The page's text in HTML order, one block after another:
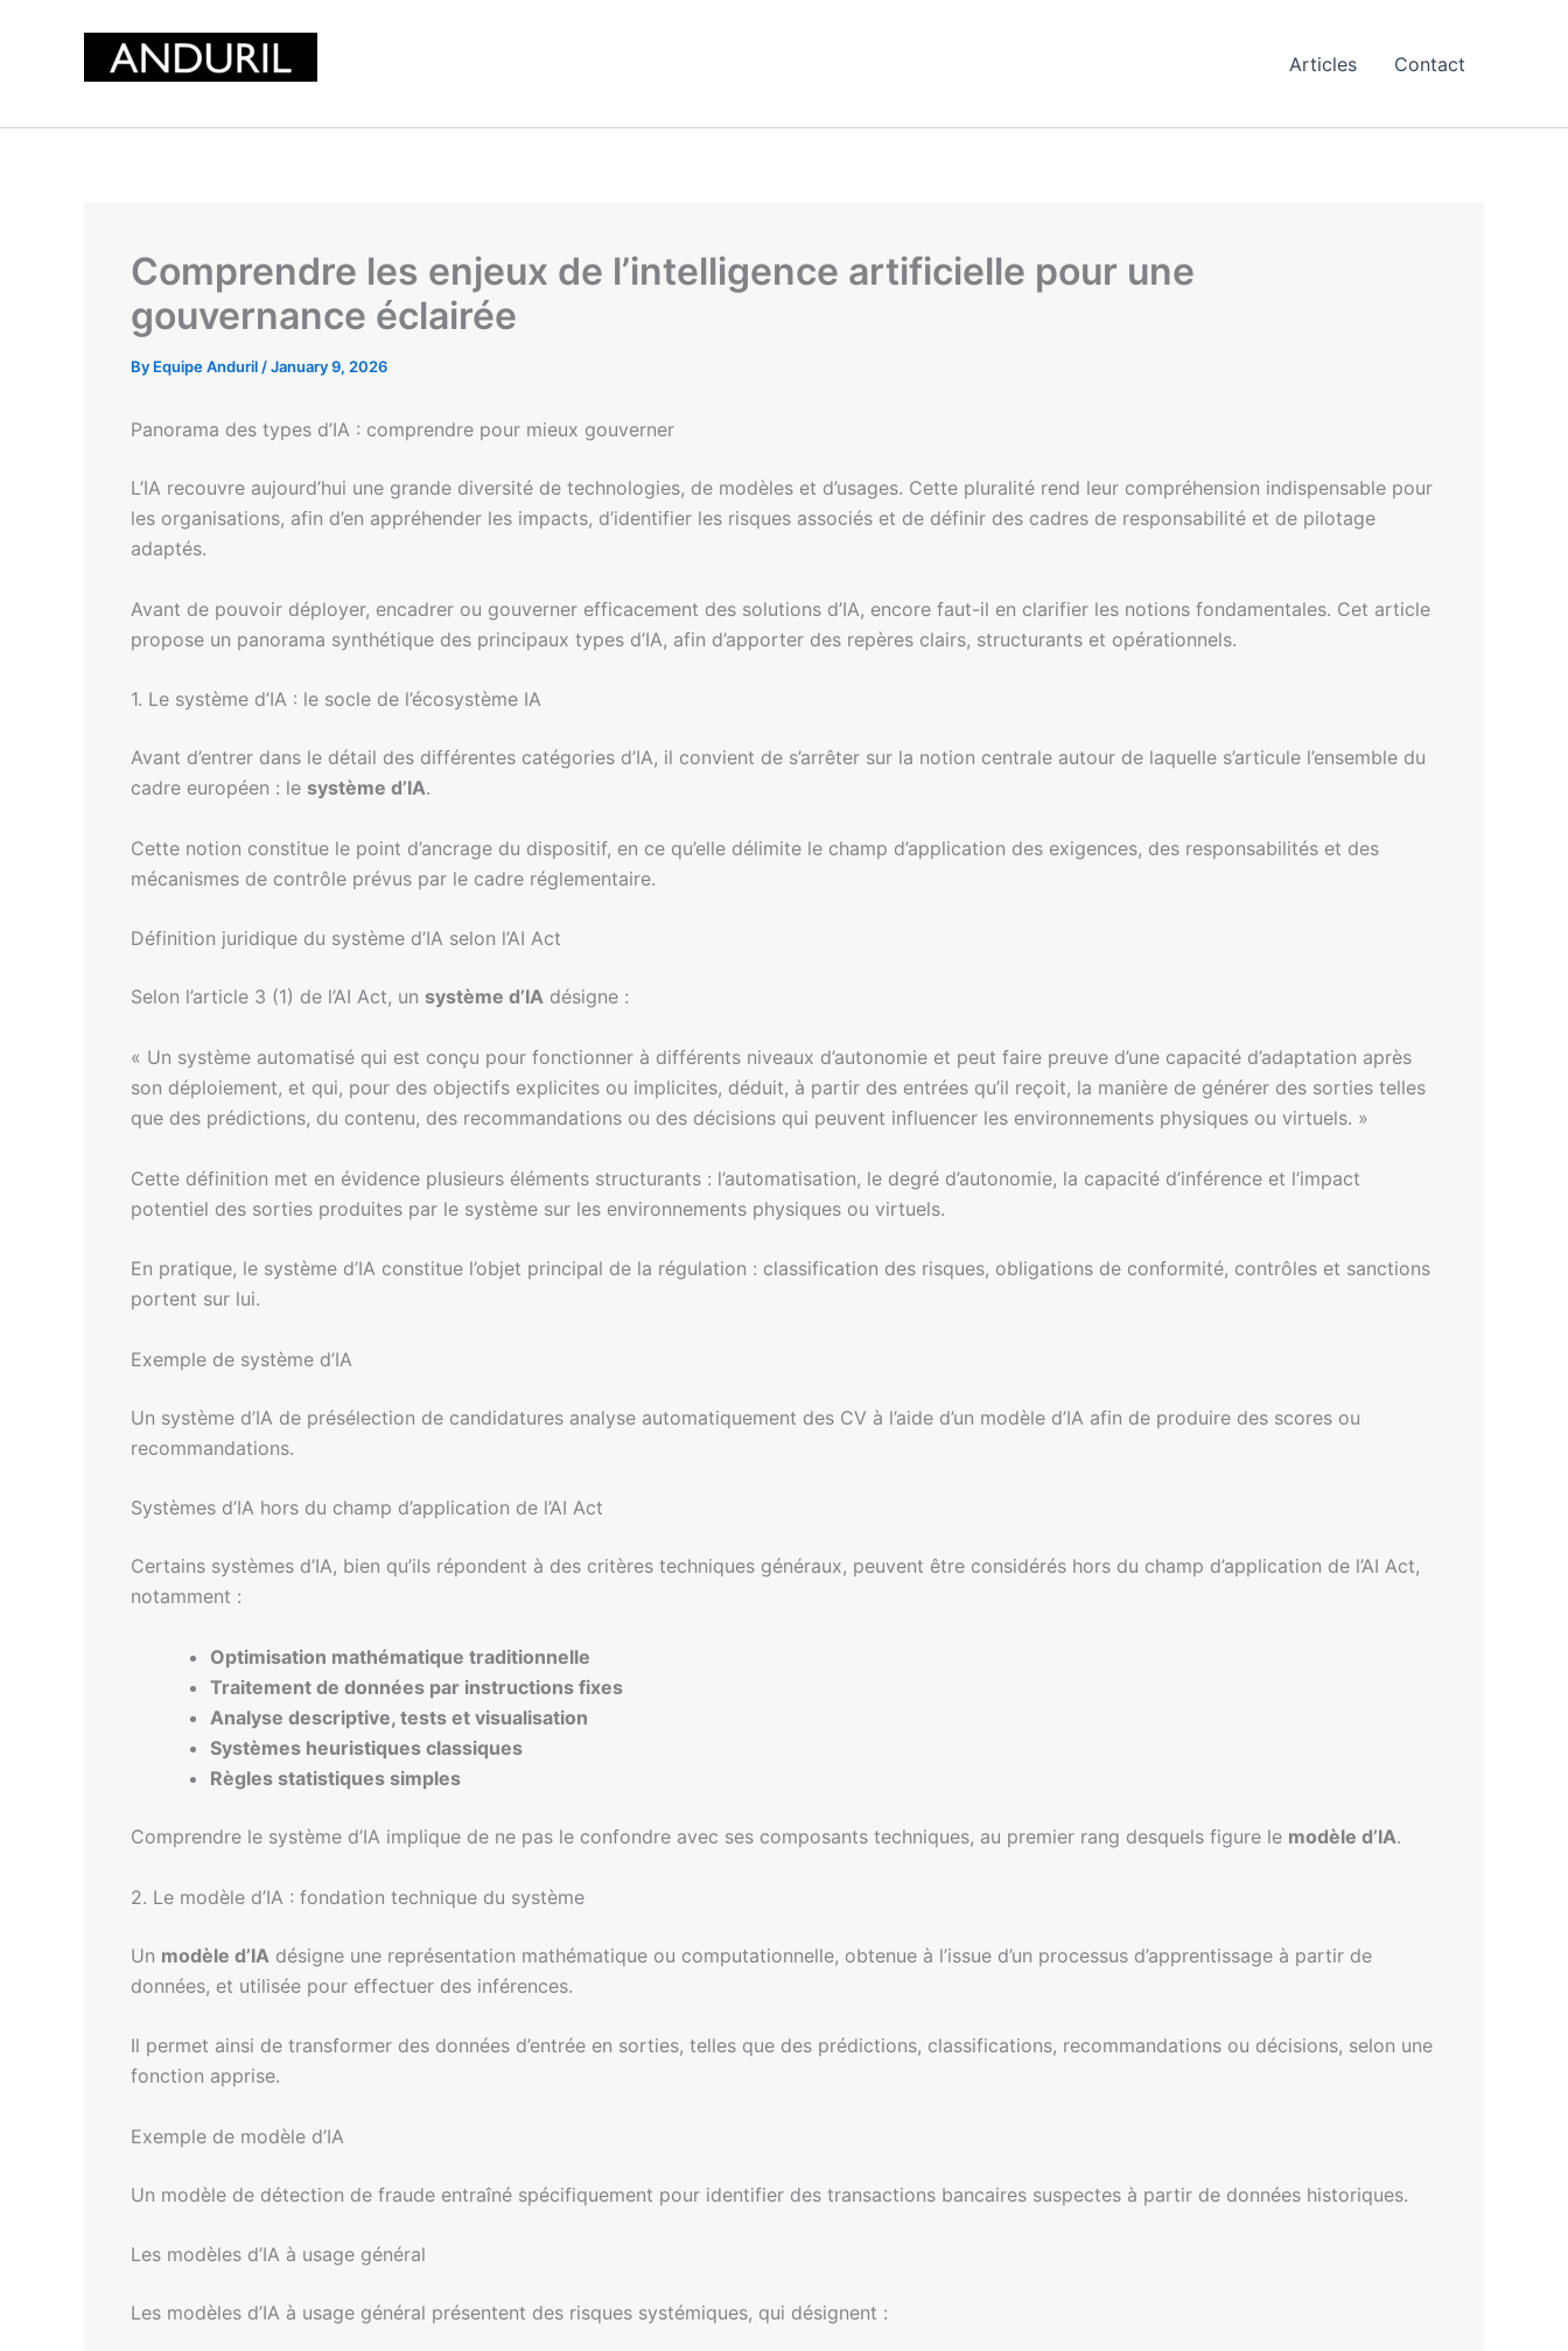
Articles Contact
Comprendre les enjeux de l’intelligence artificielle pour une
gouvernance éclairée
By Equipe Anduril /January 9, 2026
Panorama des types d’IA : comprendre pour mieux gouverner
L’IA recouvre aujourd’hui une grande diversité de technologies, de modèles et d’usages. Cette pluralité rend leur compréhension indispensable pour
les organisations, afin d’en appréhender les impacts, d’identifier les risques associés et de définir des cadres de responsabilité et de pilotage
adaptés.
Avant de pouvoir déployer, encadrer ou gouverner efficacement des solutions d’IA, encore faut-il en clarifier les notions fondamentales. Cet article
propose un panorama synthétique des principaux types d’IA, afin d’apporter des repères clairs, structurants et opérationnels.
1. Le système d’IA : le socle de l’écosystème IA
Avant d’entrer dans le détail des différentes catégories d’IA, il convient de s’arrêter sur la notion centrale autour de laquelle s’articule l’ensemble du
cadre européen : le système d’IA.
Cette notion constitue le point d’ancrage du dispositif, en ce qu’elle délimite le champ d’application des exigences, des responsabilités et des
mécanismes de contrôle prévus par le cadre réglementaire.
Définition juridique du système d’IA selon l’AI Act
Selon l’article 3 (1) de l’AI Act, un système d’IA désigne :
« Un système automatisé qui est conçu pour fonctionner à différents niveaux d’autonomie et peut faire preuve d’une capacité d’adaptation après
son déploiement, et qui, pour des objectifs explicites ou implicites, déduit, à partir des entrées qu’il reçoit, la manière de générer des sorties telles
que des prédictions, du contenu, des recommandations ou des décisions qui peuvent influencer les environnements physiques ou virtuels. »
Cette définition met en évidence plusieurs éléments structurants : l’automatisation, le degré d’autonomie, la capacité d’inférence et l’impact
potentiel des sorties produites par le système sur les environnements physiques ou virtuels.
En pratique, le système d’IA constitue l’objet principal de la régulation : classification des risques, obligations de conformité, contrôles et sanctions
portent sur lui.
Exemple de système d’IA
Un système d’IA de présélection de candidatures analyse automatiquement des CV à l’aide d’un modèle d’IA afin de produire des scores ou
recommandations.
Systèmes d’IA hors du champ d’application de l’AI Act
Certains systèmes d’IA, bien qu’ils répondent à des critères techniques généraux, peuvent être considérés hors du champ d’application de l’AI Act,
notamment :
Optimisation mathématique traditionnelle
Traitement de données par instructions fixes
Analyse descriptive, tests et visualisation
Systèmes heuristiques classiques
Règles statistiques simples
Comprendre le système d’IA implique de ne pas le confondre avec ses composants techniques, au premier rang desquels figure le modèle d’IA.
2. Le modèle d’IA : fondation technique du système
Un modèle d’IA désigne une représentation mathématique ou computationnelle, obtenue à l’issue d’un processus d’apprentissage à partir de
données, et utilisée pour effectuer des inférences.
Il permet ainsi de transformer des données d’entrée en sorties, telles que des prédictions, classifications, recommandations ou décisions, selon une
fonction apprise.
Exemple de modèle d’IA
Un modèle de détection de fraude entraîné spécifiquement pour identifier des transactions bancaires suspectes à partir de données historiques.
Les modèles d’IA à usage général
Les modèles d’IA à usage général présentent des risques systémiques, qui désignent :